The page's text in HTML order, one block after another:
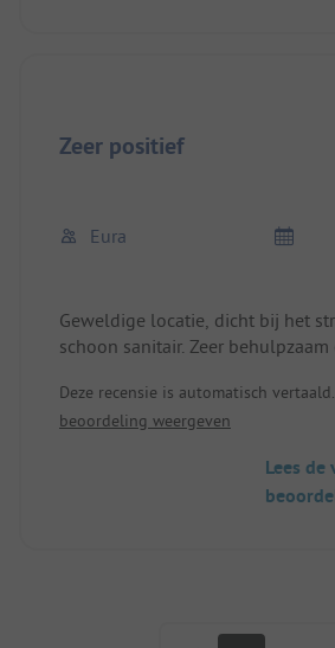
Zeer positief
Eura
Geweldige locatie, dicht bij het
schoon sanitair. Zeer
Deze recensie is automatisch vertaald.
beoordeling weergeven
Lees